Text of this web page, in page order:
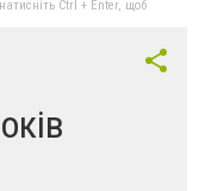
Ctrl + Enter, щоб